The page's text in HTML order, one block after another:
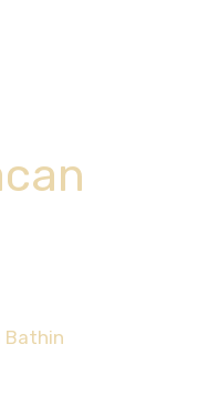
Bathin